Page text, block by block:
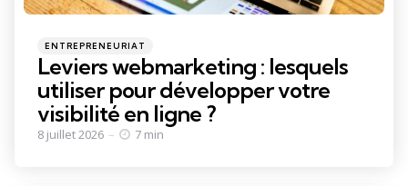
Categories
Posted
in
ENTREPRENEURIAT
Leviers webmarketing : lesquels
utiliser pour développer votre
visibilité en ligne ?
8 juillet 2026 7 min